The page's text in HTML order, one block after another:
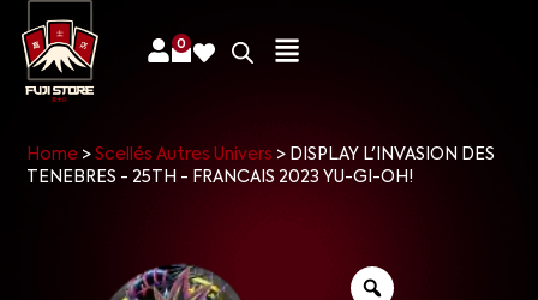
0
Home >Scellés Autres Univers > DISPLAY L'INVASION DES
TENEBRES - 25TH - FRANCAIS 2023 YU-GI-OH!